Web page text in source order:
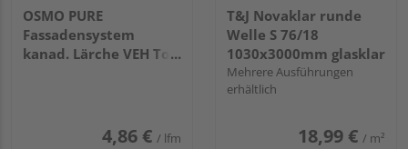
OSMO PURE
Fassadensystem
kanad. Lärche VEH Top
4,86 € / lfm
T&J Novaklar runde
Welle S 76/18
1030x3000mm glasklar
Mehrere Ausführungen
erhältlich
18,99 € / m²